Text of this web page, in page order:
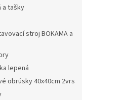
a tašky
stroj BOKAMA a
lepená
obrúsky 40x40cm 2vrs